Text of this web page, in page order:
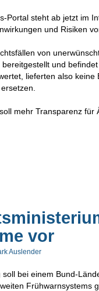
Portal steht ab jetzt im
und Risiken
von
und
lieferten also
mehr Transparenz
vor
Auslender
bei einem Bund-
Frühwarnsystems